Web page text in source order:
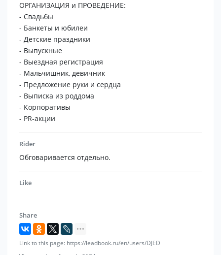
ОРГАНИЗАЦИЯ и ПРОВЕДЕНИЕ:
- Свадьбы
- Банкеты и юбилеи
- Детские праздники
- Выпускные
- Выездная регистрация
- Мальчишник, девичник
- Предложение руки и сердца
- Выписка из роддома
- Корпоративы
- PR-акции
Rider
Обговаривается отдельно.
Like
Share
Link to this page: https://leadbook.ru/en/users/DJED